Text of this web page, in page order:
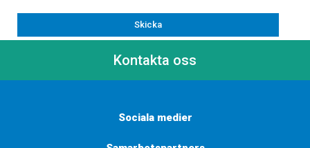
Kontakta oss
Sociala medier